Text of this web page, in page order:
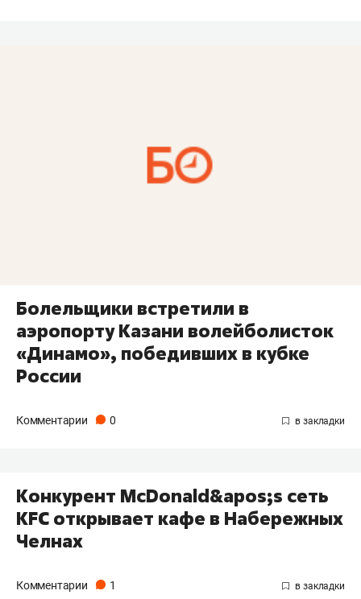
Болельщики встретили в
аэропорту Казани волейболисток
«Динамо», победивших в кубке
России
Комментарии 0
Конкурент McDonald&apos;s сеть
KFC открывает кафе в Набережных
Челнах
Комментарии 1